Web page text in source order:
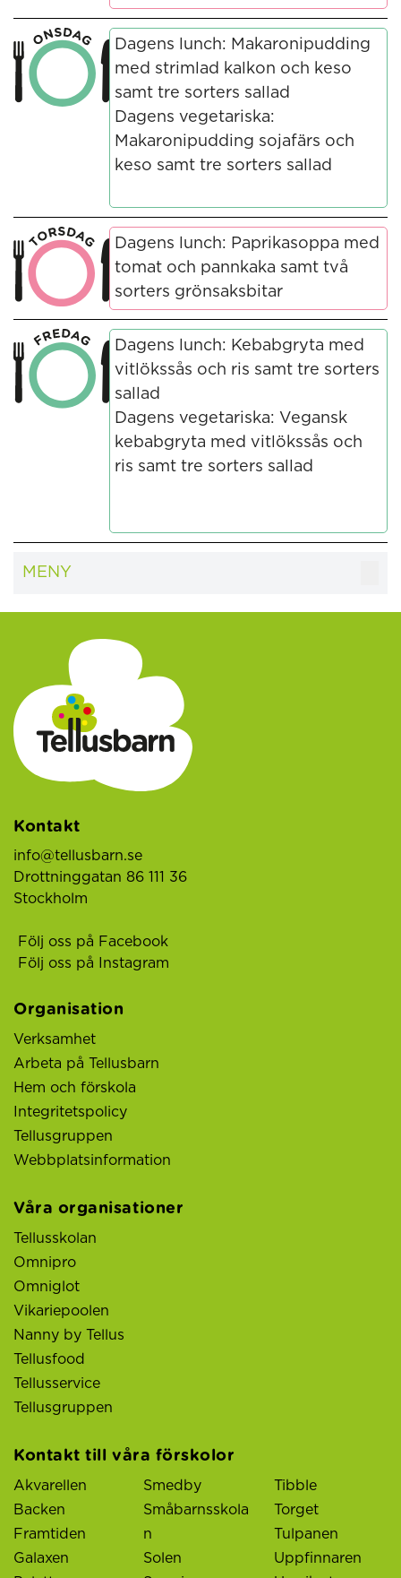
Dagens lunch: Makaronipudding
med strimlad kalkon och keso
samt tre sorters sallad
Dagens vegetariska:
Makaronipudding sojafärs och
keso samt tre sorters sallad
Dagens lunch: Paprikasoppa med
tomat och pannkaka samt två
sorters grönsaksbitar
Dagens lunch: Kebabgryta med
vitlökssås och ris samt tre sorters
sallad
Dagens vegetariska: Vegansk
kebabgryta med vitlökssås och
ris samt tre sorters sallad
MENY
Kontakt
info@tellusbarn.se
Drottninggatan 86 111 36
Stockholm
Följ oss på Facebook
Följ oss på Instagram
Organisation
Verksamhet
Arbeta på Tellusbarn
Hem och förskola
Integritetspolicy
Tellusgruppen
Webbplatsinformation
Våra organisationer
Tellusskolan
Omnipro
Omniglot
Vikariepoolen
Nanny by Tellus
Tellusfood
Tellusservice
Tellusgruppen
Kontakt till våra förskolor
Akvarellen
Backen
Framtiden
Galaxen
Smedby
Småbarnsskola
n
Solen
Tibble
Torget
Tulpanen
Uppfinnaren